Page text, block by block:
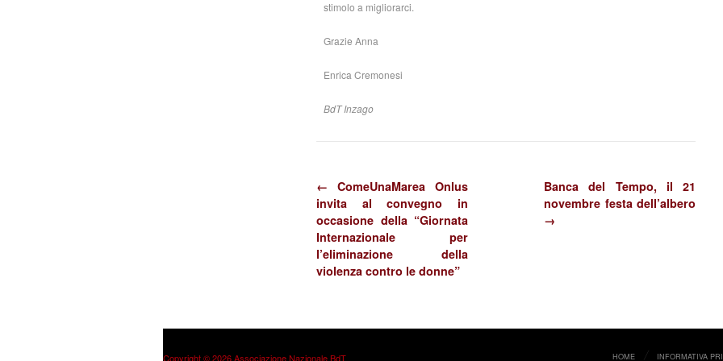
stimolo a migliorarci.
Grazie Anna
Enrica Cremonesi
BdT Inzago
← ComeUnaMarea Onlus
invita al convegno in
occasione della “Giornata
Internazionale per
l’eliminazione della
violenza contro le donne”
Banca del Tempo, il 21
novembre festa dell’albero
→
Copyright © 2026 Associazione Nazionale BdT HOME INFORMATIVA